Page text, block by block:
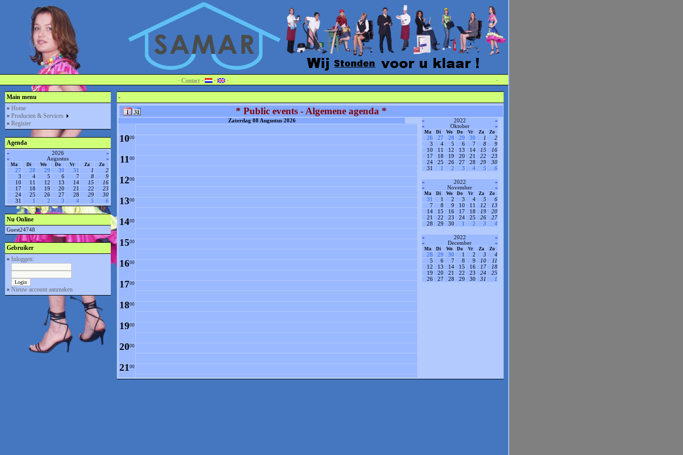
· Contact · · · ·
-
* Public events - Algemene agenda *
Zaterdag 08 Augustus 2026
700
900
1000
1100
1200
1300
1400
1500
1600
1700
1800
1900
2000
2100
« 2022
»
«
Oktober »
Ma Di Wo Do Vr Za Zo
26 27 28 29 30 1
2
3
4 5 6 7 8
9
10
11 12 13 14 15
16
17
18 19 20 21 22
23
24
25 26 27 28 29
30
31
1 2 3 4 5 6
« 2022
»
«
November »
Ma Di Wo Do Vr Za Zo
31 1 2 3 4 5
6
7
8 9 10 11 12
13
14
15 16 17 18 19
20
21
22 23 24 25 26
27
28
29 30 1 2 3 4
« 2022
»
«
December »
Ma Di Wo Do Vr Za Zo
28 29 30 1 2 3
4
5
6 7 8 9 10
11
12
13 14 15 16 17
18
19
20 21 22 23 24
25
26
27 28 29 30 31 1
Main menu
» Home
» Producten & Services
» Register
Agenda
« 2026
»
«
Augustus »
Ma Di Wo Do Vr Za Zo
27 28 29 30 31 1
2
3
4 5 6 7 8
9
10
11 12 13 14 15
16
17
18 19 20 21 22
23
24
25 26 27 28 29
30
31
1 2 3 4 5 6
Nu Online
Guest24748
Gebruiker
» Inloggen:
» Nieuw account aanmaken